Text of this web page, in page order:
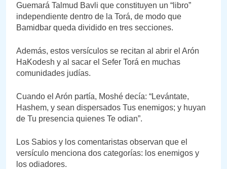
Guemará Talmud Bavli que constituyen un “libro”
independiente dentro de la Torá, de modo que
Bamidbar queda dividido en tres secciones.
Además, estos versículos se recitan al abrir el Arón
HaKodesh y al sacar el Sefer Torá en muchas
comunidades judías.
Cuando el Arón partía, Moshé decía: “Levántate,
Hashem, y sean dispersados Tus enemigos; y huyan
de Tu presencia quienes Te odian”.
Los Sabios y los comentaristas observan que el
versículo menciona dos categorías: los enemigos y
los odiadores.